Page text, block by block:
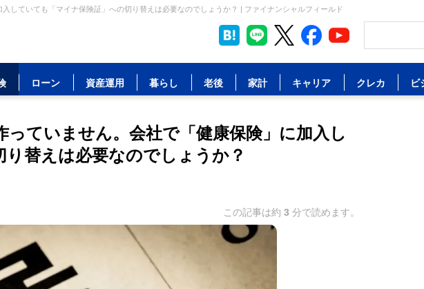
していても「マイナ保険証」への切り替えは必要なのでしょうか？ | ファイナンシャルフィールド
ローン 資産運用 暮らし 老後 家計 キャリア クレカ ビ
ていません。会社で「健康保険」に加入し
替えは必要なのでしょうか？
この記事は約 3 分で読めます。